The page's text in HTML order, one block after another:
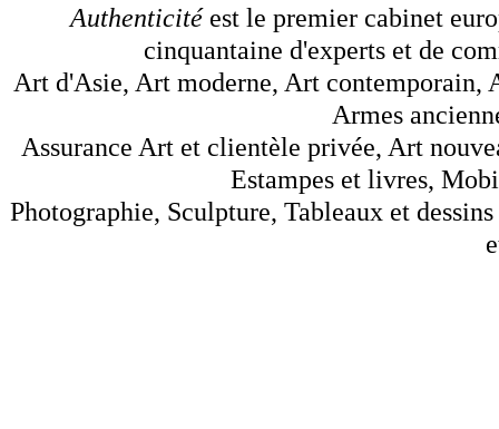
Authenticitéest le premier cabinet
cinquantaine d'experts et de
Art d'Asie, Art moderne, Art contemporain,
Armes
Assurance Art et clientèle privée, Art
Estampes et livres,
Photographie, Sculpture, Tableaux et